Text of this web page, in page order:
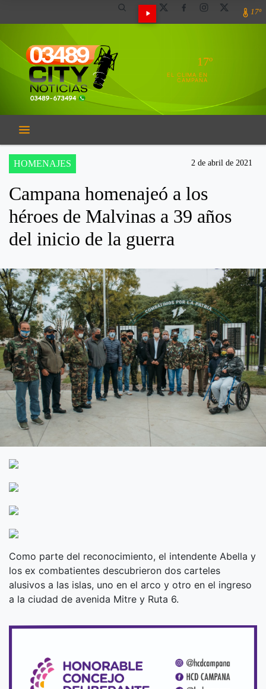
17º
17º
EL CLIMA EN
CAMPANA
HOMENAJES 2 de abril de 2021
Campana homenajeó a los
héroes de Malvinas a 39 años
del inicio de la guerra
Como parte del reconocimiento, el intendente Abella y
los ex combatientes descubrieron dos carteles
alusivos a las islas, uno en el arco y otro en el ingreso
a la ciudad de avenida Mitre y Ruta 6.